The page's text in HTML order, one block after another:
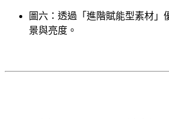
圖六：透過「進階賦能型素材」
景與亮度。